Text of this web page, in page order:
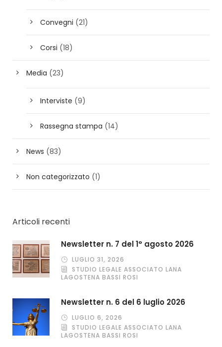
Convegni (21)
Corsi (18)
Media (23)
Interviste (9)
Rassegna stampa (14)
News (83)
Non categorizzato (1)
Articoli recenti
Newsletter n. 7 del 1° agosto 2026
LUGLIO 31, 2026
STUDIO LEGALE ASSOCIATO LANA
LAGOSTENA BASSI ROSI
Newsletter n. 6 del 6 luglio 2026
LUGLIO 6, 2026
STUDIO LEGALE ASSOCIATO LANA
LAGOSTENA BASSI ROSI